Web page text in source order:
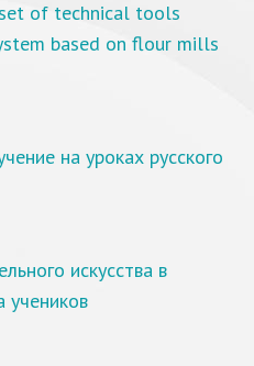
of technical tools
based on flour mills
на уроках русского
искусства в
учеников